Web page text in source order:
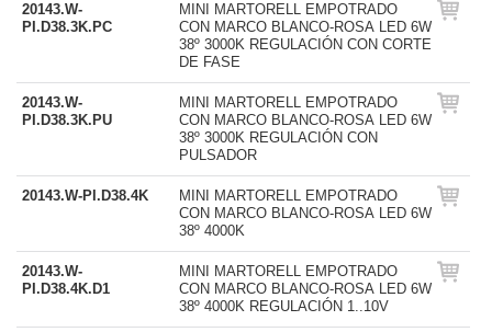
20143.W-
PI.D38.3K.PC
MINI MARTORELL EMPOTRADO
CON MARCO BLANCO-ROSA LED 6W
38º 3000K REGULACIÓN CON CORTE
DE FASE
20143.W-
PI.D38.3K.PU
MINI MARTORELL EMPOTRADO
CON MARCO BLANCO-ROSA LED 6W
38º 3000K REGULACIÓN CON
PULSADOR
20143.W-PI.D38.4K
MINI MARTORELL EMPOTRADO
CON MARCO BLANCO-ROSA LED 6W
38º 4000K
20143.W-
PI.D38.4K.D1
MINI MARTORELL EMPOTRADO
CON MARCO BLANCO-ROSA LED 6W
38º 4000K REGULACIÓN 1..10V